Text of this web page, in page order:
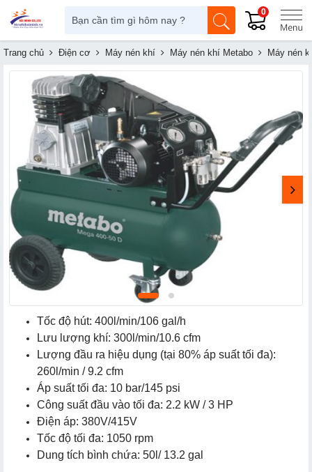
0
Trang chủ Điện cơ Máy nén khí Máy nén khí Metabo Máy nén
Tốc độ hút: 400l/min/106 gal/h
Lưu lượng khí: 300l/min/10.6 cfm
Lượng đầu ra hiệu dụng (tại 80% áp suất tối đa):
260l/min / 9.2 cfm
Áp suất tối đa: 10 bar/145 psi
Công suất đầu vào tối đa: 2.2 kW / 3 HP
Điện áp: 380V/415V
Tốc độ tối đa: 1050 rpm
Dung tích bình chứa: 50l/ 13.2 gal